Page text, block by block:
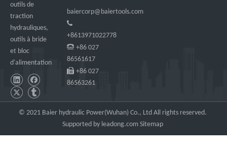
outils de
traction
hydrauliques,
outils à bride
et bloc
d'alimentation
baiercorp@baiertools.com

+8613971022778
 +86 027
86561617
 +86 027
86563261
© 2021 Baier hydraulic Power(Wuhan) Co., Ltd All rights reserved.
Supported by leadong.com Sitemap